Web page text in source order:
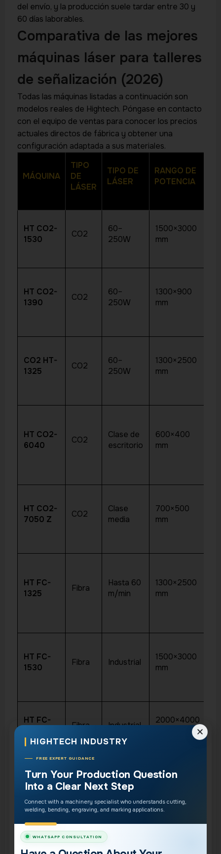
del envío, y la producción suele tardar entre 30 y
60 días laborables.
Comparativa de las mejores
máquinas láser para talleres
de señalización (2026)
Todas las máquinas listadas a continuación son
modelos reales de Hightech. Póngase en contacto
con el equipo de ventas para conocer los precios
actuales directos de fábrica y obtener una
configuración adaptada a sus materiales.
MÁQUINA
TIPO
DE
LÁSER
TIPO DE
LÁSER
RANGO DE
POTENCIA
HT CO2-
1530
CO2
60–
250W
1500×3000
mm
HT CO2-
1390
CO2
60–
250W
1300×900
mm
CO2 HT-
1325
CO2
60–
250W
1300×2500
mm
HT CO2-
6040
CO2
Clase de
escritorio
600×400
mm
HT CO2-
7050 Z
CO2
Clase
media
700×500
mm
HT FC-
1325
Fibra
Hasta 60
m/min
1300×2500
mm
HT FC-
1530
Fibra Industrial
1500×3000
mm
HT FC-
Fibra Industrial
2000×4000
HIGHTECH INDUSTRY
FREE EXPERT GUIDANCE
Turn Your Production Question
Into a Clear Next Step
Connect with a machinery specialist who understands cutting,
welding, bending, engraving, and marking applications.
WHATSAPP CONSULTATION